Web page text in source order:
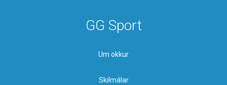
GG Sport
Um okkur
Skilmálar